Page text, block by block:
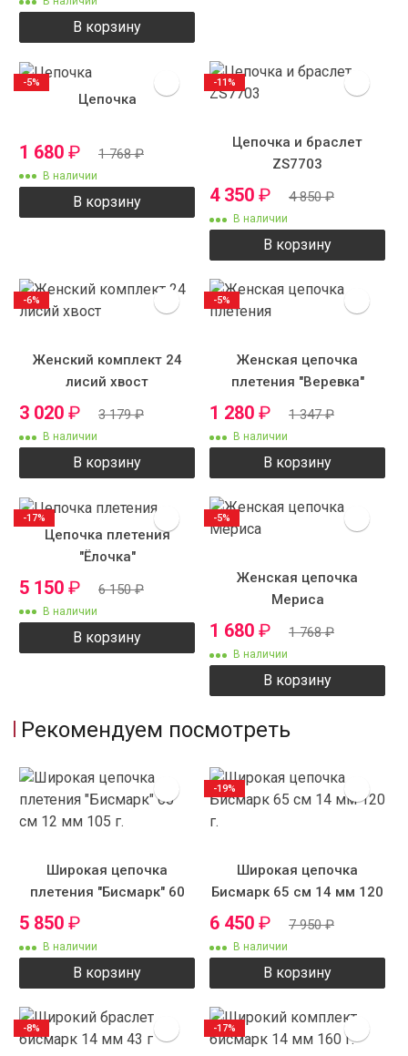
В корзину
Цепочка
1 680 ₽ 1 768₽
В наличии
В корзину
-5%
Цепочка и браслет
ZS7703
4 350 ₽ 4 850₽
В наличии
В корзину
-11%
Женский комплект 24
лисий хвост
3 020 ₽ 3 179₽
В наличии
В корзину
-6%
Женская цепочка
плетения "Веревка"
1 280 ₽ 1 347₽
В наличии
В корзину
-5%
Цепочка плетения
"Ёлочка"
5 150 ₽ 6 150₽
В наличии
В корзину
-17%
Женская цепочка
Мериса
1 680 ₽ 1 768₽
В наличии
В корзину
-5%
Рекомендуем посмотреть
Широкая цепочка
плетения "Бисмарк" 60
см 12 мм 105 г.
5 850 ₽
В наличии
В корзину
Широкая цепочка
Бисмарк 65 см 14 мм 120
6 450 ₽ 7 950₽
В наличии
В корзину
-19%
-8% -17%